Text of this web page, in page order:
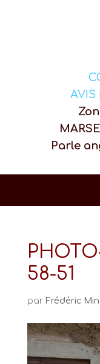
AVIS
Parle
58-51
par Frédéric